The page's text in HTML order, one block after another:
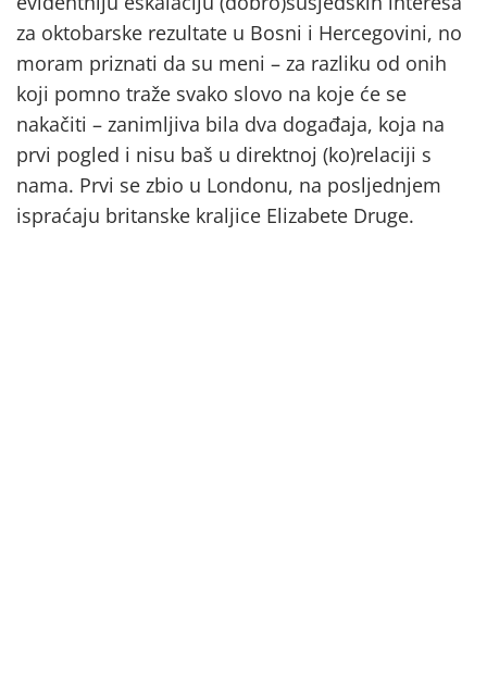
za oktobarske rezultate u Bosni i Hercegovini, no
moram priznati da su meni – za razliku od onih
koji pomno traže svako slovo na koje će se
nakačiti – zanimljiva bila dva događaja, koja na
prvi pogled i nisu baš u direktnoj (ko)relaciji s
nama. Prvi se zbio u Londonu, na posljednjem
ispraćaju britanske kraljice Elizabete Druge.